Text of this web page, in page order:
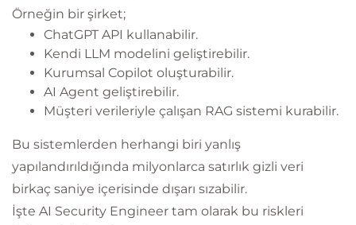
Örneğin bir şirket;
ChatGPT API kullanabilir.
Kendi LLM modelini geliştirebilir.
Kurumsal Copilot oluşturabilir.
AI Agent geliştirebilir.
Müşteri verileriyle çalışan RAG sistemi kurabilir.
Bu sistemlerden herhangi biri yanlış
yapılandırıldığında milyonlarca satırlık gizli veri
birkaç saniye içerisinde dışarı sızabilir.
İşte AI Security Engineer tam olarak bu riskleri